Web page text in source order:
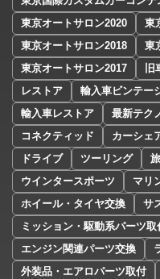
東京オートサロン2020
東
東京オートサロン2018
東
東京オートサロン2017
旧
レストア
輸入車ビンテー
輸入車レストア
最新テク
コネクティッド
カーシェ
ドライブ
ツーリング
ウインタースポーツ
マリ
ホイール・タイヤ交換
サ
ミッション・駆動系パーツ取
エンジン関連パーツ交換
外装品・エアロパーツ取付